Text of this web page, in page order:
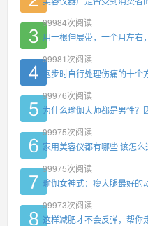
99984次阅读
用一根伸展带，一个月左右
99981 次阅读
跑步时自行处理伤痛的十个
99976次阅读
为什么瑜伽大师都是男性？
99975次阅读
家用美容仪都有哪些 该怎
99975次阅读
瑜伽女神式：瘦大腿最好的
99973次阅读
这样减肥才不会反弹，帮你